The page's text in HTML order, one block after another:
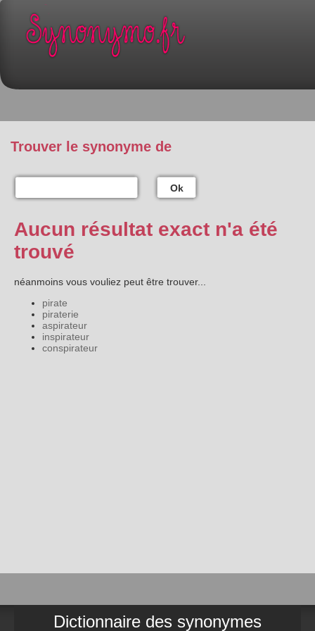
Trouver le synonyme de
Ok
Aucun résultat exact n'a été
trouvé
néanmoins vous vouliez peut être trouver...
pirate
piraterie
aspirateur
inspirateur
conspirateur
Dictionnaire des synonymes